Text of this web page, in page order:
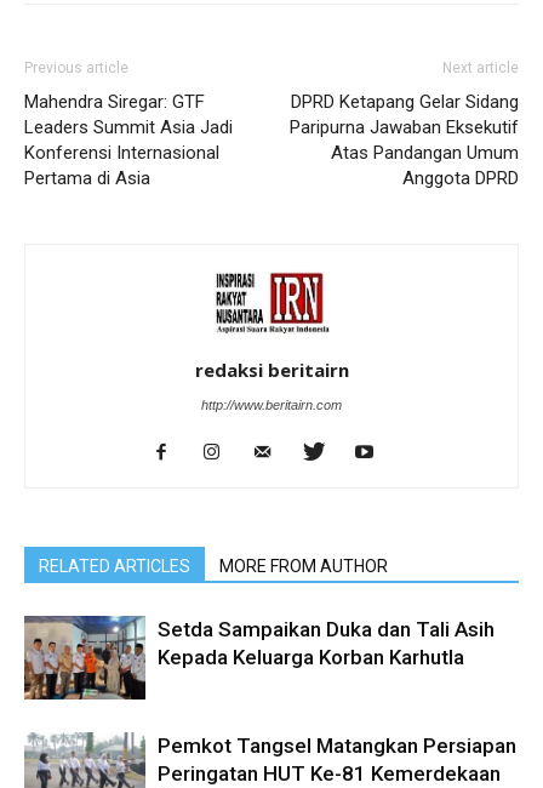
Previous article
Mahendra Siregar: GTF
Leaders Summit Asia Jadi
Konferensi Internasional
Pertama di Asia
Next article
DPRD Ketapang Gelar Sidang
Paripurna Jawaban Eksekutif
Atas Pandangan Umum
Anggota DPRD
redaksi beritairn
http://www.beritairn.com
RELATED ARTICLES MORE FROM AUTHOR
Setda Sampaikan Duka dan Tali Asih
Kepada Keluarga Korban Karhutla
Pemkot Tangsel Matangkan Persiapan
Peringatan HUT Ke-81 Kemerdekaan